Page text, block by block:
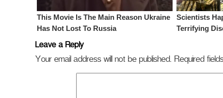
Leave a Reply
Your email address will not be published. Required